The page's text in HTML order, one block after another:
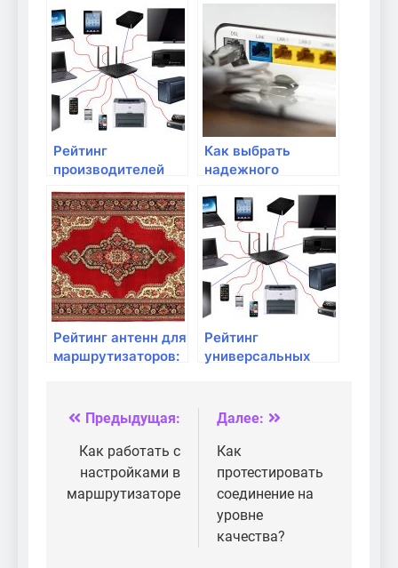
интернетом
полезные советы
Рейтинг
производителей
маршрутизаторов:
что выбрать?
Как выбрать
надежного
интернета?
Рейтинг антенн для
маршрутизаторов:
Рейтинг
универсальных
Навигация
по
записям
Предыдущая:
Как работать с
настройками в
маршрутизаторе
Далее:
Как
протестировать
соединение на
уровне
качества?